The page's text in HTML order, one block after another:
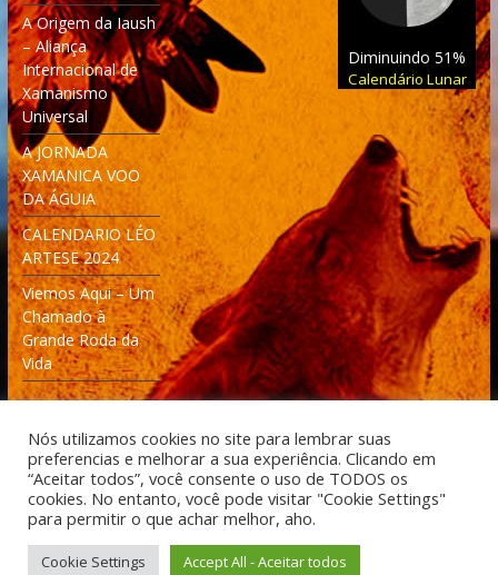
A Origem da Iaush
– Aliança
Internacional de
Xamanismo
Universal
A JORNADA
XAMANICA VOO
DA ÁGUIA
CALENDARIO LÉO
ARTESE 2024
Viemos Aqui – Um
Chamado à
Grande Roda da
Vida
Diminuindo 51%
Calendário Lunar
Desenvolvido: Moleculas4D - Engenharia Espacial e
Tecnologia [moleculas4d.com.br]
Nós utilizamos cookies no site para lembrar suas
preferencias e melhorar a sua experiência. Clicando em
“Aceitar todos”, você consente o uso de TODOS os
cookies. No entanto, você pode visitar "Cookie Settings"
para permitir o que achar melhor, aho.
Cookie Settings Accept All - Aceitar todos